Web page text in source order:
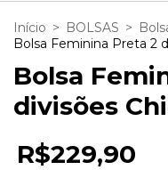
Início > BOLSAS >
Bolsa Feminina Preta 2
Bolsa
divisões
R$229,90